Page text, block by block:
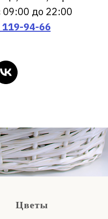
до 22:00
119-94-66
Цветы